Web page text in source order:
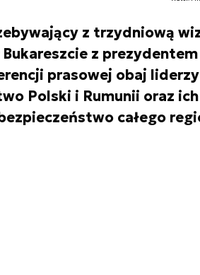
z trzydniową
z prezydentem
prasowej obaj liderzy
Polski i Rumunii oraz ich
całego